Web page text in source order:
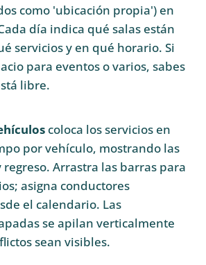
como 'ubicación propia') en
día indica qué salas están
servicios y en qué horario. Si
para eventos o varios, sabes
libre.
coloca los servicios en
por vehículo, mostrando las
Arrastra las barras para
asigna conductores
el calendario. Las
se apilan verticalmente
sean visibles.